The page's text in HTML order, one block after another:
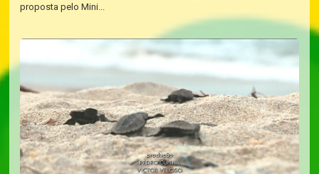
proposta pelo Mini...